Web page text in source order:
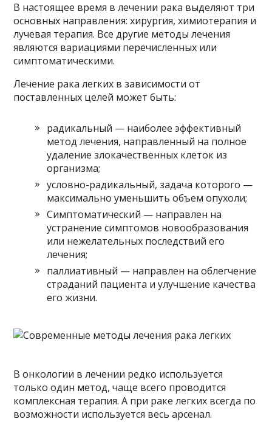
В настоящее время в лечении рака выделяют три
основных направления: хирургия, химиотерапия и
лучевая терапия. Все другие методы лечения
являются вариациями перечисленных или
симптоматическими.
Лечение рака легких в зависимости от
поставленных целей может быть:
радикальный — наиболее эффективный
метод лечения, направленный на полное
удаление злокачественных клеток из
организма;
условно-радикальный, задача которого —
максимально уменьшить объем опухоли;
Симптоматический — направлен на
устранение симптомов новообразования
или нежелательных последствий его
лечения;
паллиативный — направлен на облегчение
страданий пациента и улучшение качества
его жизни.
В онкологии в лечении редко используется
только один метод, чаще всего проводится
комплексная терапия. А при раке легких всегда по
возможности используется весь арсенал.